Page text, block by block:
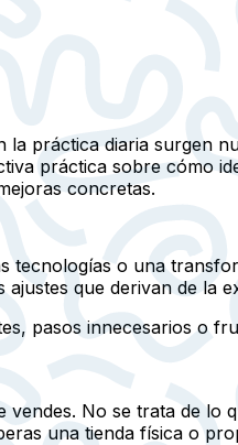
práctica diaria surgen
práctica sobre cómo
concretas.
o una
ajustes que derivan de la
pasos innecesarios o
No se trata de lo
una tienda física o